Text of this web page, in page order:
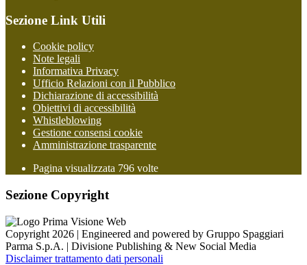
Sezione Link Utili
Cookie policy
Note legali
Informativa Privacy
Ufficio Relazioni con il Pubblico
Dichiarazione di accessibilità
Obiettivi di accessibilità
Whistleblowing
Gestione consensi cookie
Amministrazione trasparente
Pagina visualizzata 796 volte
Sezione Copyright
Copyright 2026 | Engineered and powered by Gruppo Spaggiari
Parma S.p.A. | Divisione Publishing & New Social Media
Disclaimer trattamento dati personali